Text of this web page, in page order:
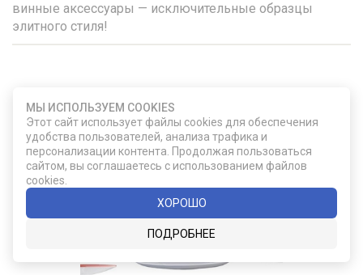
винные аксессуары — исключительные образцы
элитного стиля!
УДАЧНЫЙ ВЫБОР
МЫ ИСПОЛЬЗУЕМ COOKIES
Этот сайт использует файлы cookies для обеспечения
удобства пользователей, анализа трафика и
персонализации контента. Продолжая пользоваться
сайтом, вы соглашаетесь с использованием файлов
cookies.
ХОРОШО
ПОДРОБНЕЕ